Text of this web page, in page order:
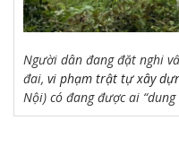
Người dân đang đặt nghi
đai, vi phạm trật tự xây
Nội) có đang được ai “dung